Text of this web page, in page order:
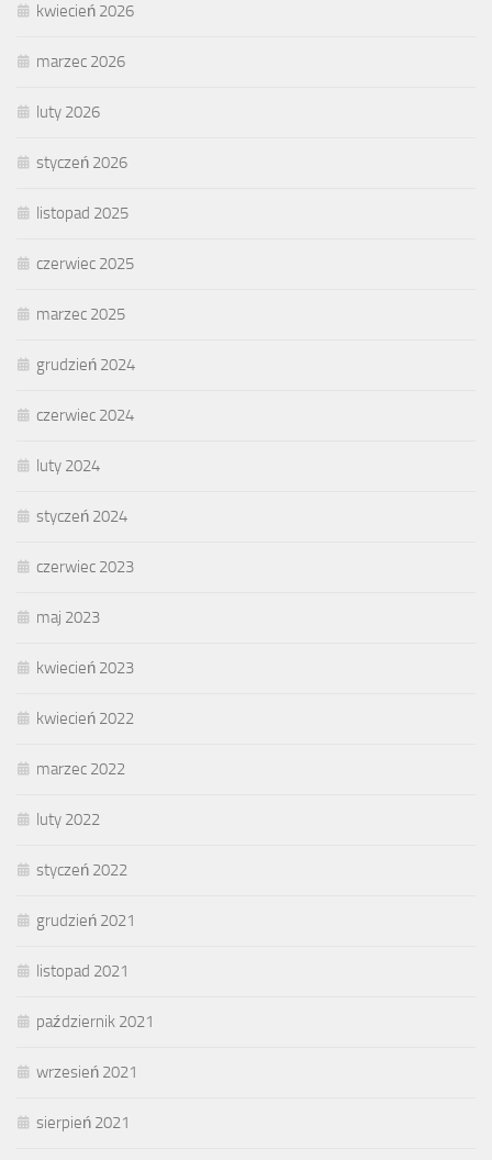
kwiecień 2026
marzec 2026
luty 2026
styczeń 2026
listopad 2025
czerwiec 2025
marzec 2025
grudzień 2024
czerwiec 2024
luty 2024
styczeń 2024
czerwiec 2023
maj 2023
kwiecień 2023
kwiecień 2022
marzec 2022
luty 2022
styczeń 2022
grudzień 2021
listopad 2021
październik 2021
wrzesień 2021
sierpień 2021